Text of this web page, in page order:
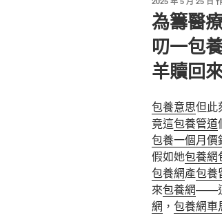
佈
於
為籌醫
叨一包
羊贖回
包養意思但
竟這包養管道
包養一個月價
假如她包養網
包養網產包養
來包養網——
網 ， 包養網車